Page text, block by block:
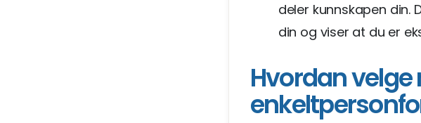
deler kunnskapen din.
din og viser at du er
Hvordan